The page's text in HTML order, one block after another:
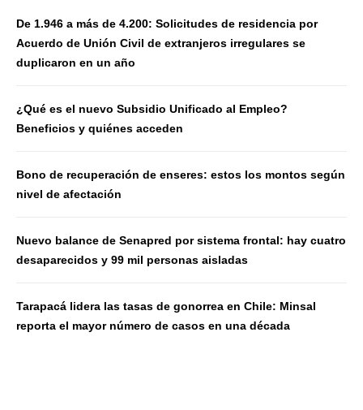
De 1.946 a más de 4.200: Solicitudes de residencia por
Acuerdo de Unión Civil de extranjeros irregulares se
duplicaron en un año
¿Qué es el nuevo Subsidio Unificado al Empleo?
Beneficios y quiénes acceden
Bono de recuperación de enseres: estos los montos según
nivel de afectación
Nuevo balance de Senapred por sistema frontal: hay cuatro
desaparecidos y 99 mil personas aisladas
Tarapacá lidera las tasas de gonorrea en Chile: Minsal
reporta el mayor número de casos en una década